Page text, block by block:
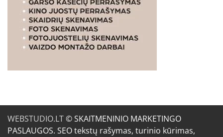
WEBSTUDIO.LT© SKAITMENINIO MARKETINGO
PASLAUGOS. SEO tekstų rašymas, turinio kūrimas,